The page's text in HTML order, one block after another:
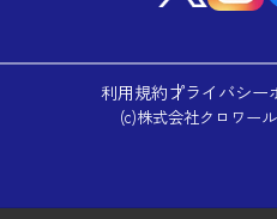
利用規約プライバシー
(c)株式会社クロワー